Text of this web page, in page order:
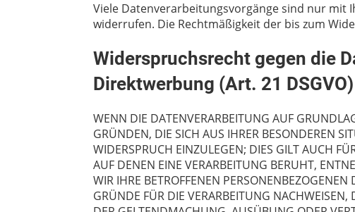
Viele Datenverarbeitungsvorgänge sind nur mit
widerrufen. Die Rechtmäßigkeit der bis zum
Widerspruchsrecht gegen die
Direktwerbung (Art. 21 DSGVO)
WENN DIE DATENVERARBEITUNG AUF
GRÜNDEN, DIE SICH AUS IHRER BESONDEREN
WIDERSPRUCH EINZULEGEN; DIES GILT AUCH
AUF DENEN EINE VERARBEITUNG BERUHT,
WIR IHRE BETROFFENEN
GRÜNDE FÜR DIE VERARBEITUNG